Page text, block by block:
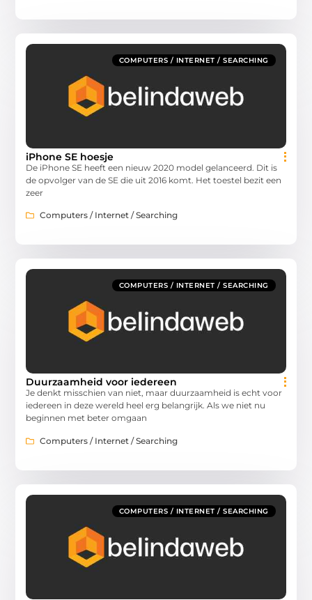
COMPUTERS / INTERNET / SEARCHING
iPhone SE hoesje
De iPhone SE heeft een nieuw 2020 model gelanceerd. Dit is
de opvolger van de SE die uit 2016 komt. Het toestel bezit een
zeer
Computers / Internet / Searching
COMPUTERS / INTERNET / SEARCHING
Duurzaamheid voor iedereen
Je denkt misschien van niet, maar duurzaamheid is echt voor
iedereen in deze wereld heel erg belangrijk. Als we niet nu
beginnen met beter omgaan
Computers / Internet / Searching
COMPUTERS / INTERNET / SEARCHING